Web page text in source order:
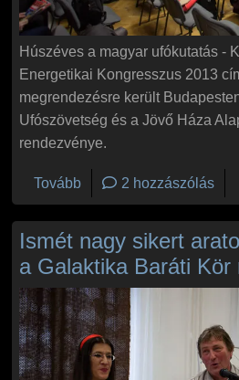
Húszéves a magyar ufókutatás -
Energetikai Kongresszus 2013
megrendezésre került
Ufószövetség és a Jövő Háza
rendezvénye.
Tovább(Idén is volt2 hozzászólás
Ismét nagy sikert
a Galaktika Baráti Kör